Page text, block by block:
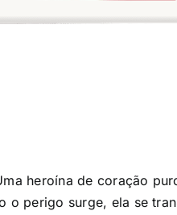
heroína de coração
o perigo surge, ela se